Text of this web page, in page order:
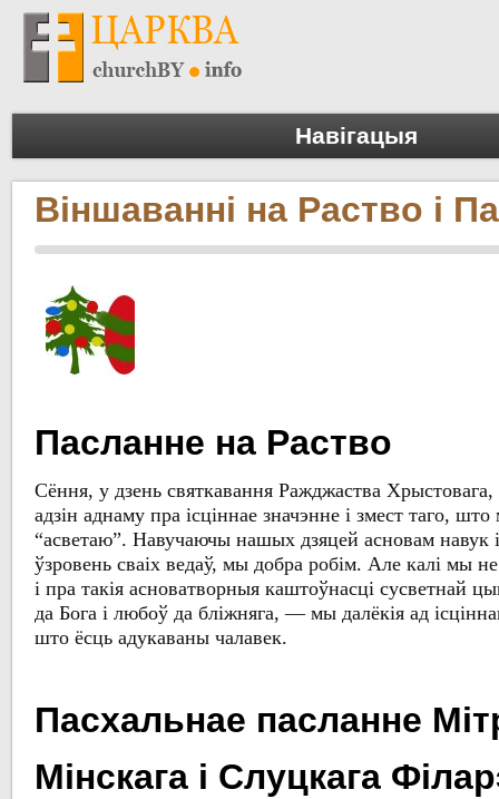
Навігацыя
Віншаванні на Раство і
Пасланне на Раство
Сёння, у дзень святкавання Ражджаства Хрыстовага,
адзін аднаму пра ісціннае значэнне і змест таго,
“асветаю”. Навучаючы нашых дзяцей асновам
ўзровень сваіх ведаў, мы добра робім. Але калі мы
і пра такія асноватворныя каштоўнасці сусветнай
да Бога і любоў да бліжняга, — мы далёкія ад
што ёсць адукаваны чалавек.
Пасхальнае пасланне
Мінскага і Слуцкага